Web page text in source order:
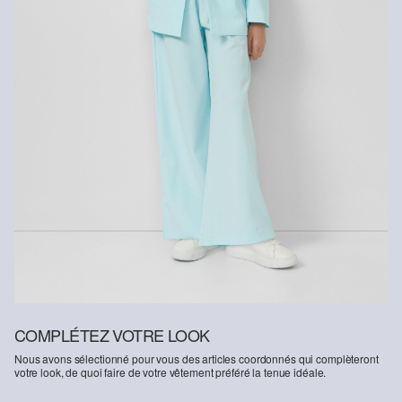
COMPLÉTEZ VOTRE LOOK
Nous avons sélectionné pour vous des articles coordonnés qui complèteront
votre look, de quoi faire de votre vêtement préféré la tenue idéale.